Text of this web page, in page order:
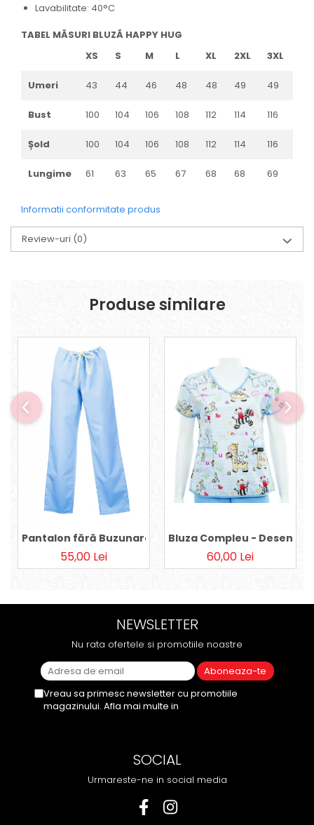
Lavabilitate: 40°C
TABEL MĂSURI BLUZĂ HAPPY HUG
XS
S M L XL 2XL 3XL
Umeri 43 44 46 48 48 49 49
Bust 100 104 106 108 112 114 116
Șold 100 104 106 108 112 114 116
Lungime 61 63 65 67 68 68 69
Informatii conformitate produs
Review-uri (0)
Produse similare
Pantalon fără Buzunare - Bleu 36
55,00 Lei
Bluza Compleu - Desene
60,00 Lei
NEWSLETTER
Nu rata ofertele si promotiile noastre
Vreau sa primesc newsletter cu promotiile
magazinului. Afla mai multe in
SOCIAL
Urmareste-ne in social media